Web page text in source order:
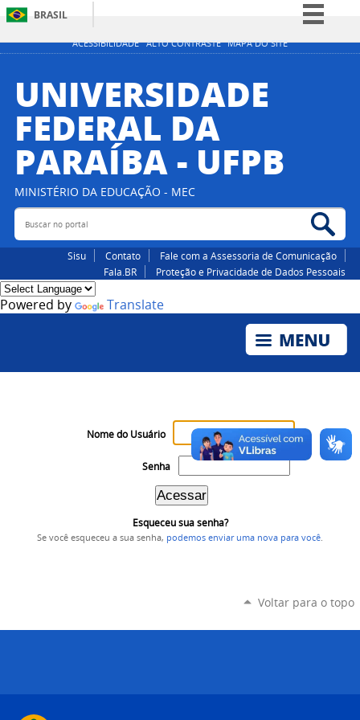
ACESSIBILIDADE ALTO CONTRASTE MAPA DO SITE
BRASIL
Simplifique!
Participe
Acesso à informação
Canais
UNIVERSIDADE
FEDERAL DA
PARAÍBA - UFPB
MINISTÉRIO DA EDUCAÇÃO - MEC
Buscar no portal
Sisu Contato
Fale com a Assessoria de Comunicação
Fala.BR
Proteção e Privacidade de Dados Pessoais
Powered by Translate
Nome do Usuário
Senha
Esqueceu sua senha?
Se você esqueceu a sua senha, podemos enviar uma nova para você
Voltar para o topo